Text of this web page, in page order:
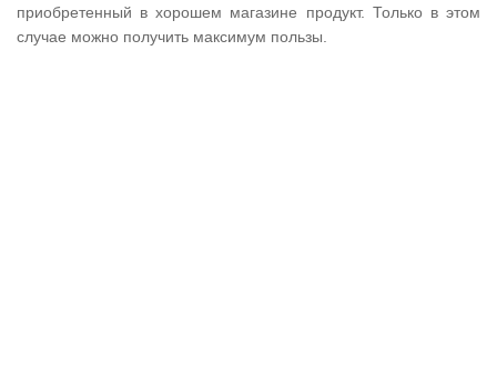
приобретенный в хорошем магазине продукт. Только в этом
случае можно получить максимум пользы.